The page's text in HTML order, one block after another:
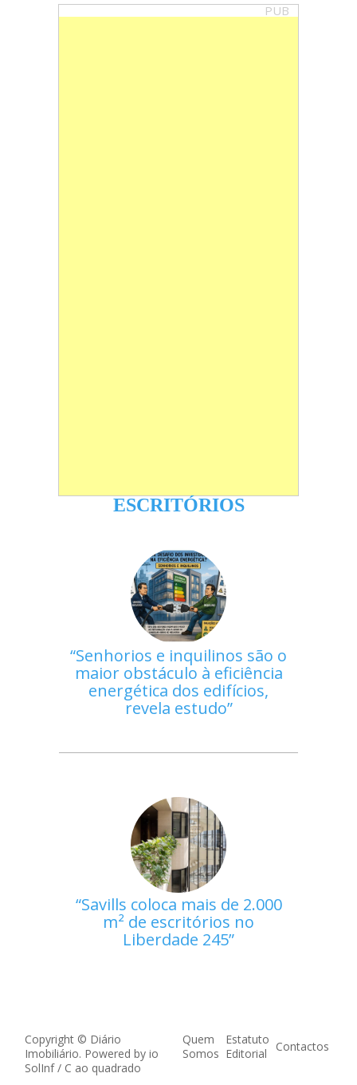
PUB
ESCRITÓRIOS
Senhorios e inquilinos são o
maior obstáculo à eficiência
energética dos edifícios,
revela estudo
Savills coloca mais de 2.000
m² de escritórios no
Liberdade 245
Copyright © Diário
Imobiliário. Powered by io
SolInf/ C ao quadrado
Quem
Somos
Estatuto
Editorial
Contactos